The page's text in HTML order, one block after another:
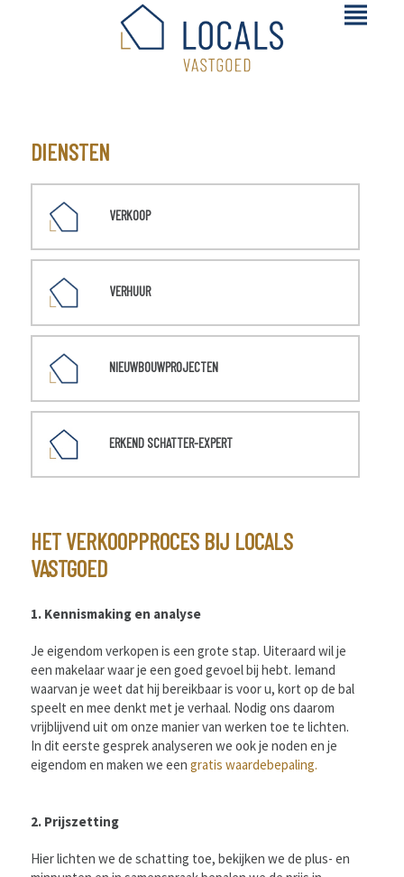
DIENSTEN
VERKOOP
VERHUUR
NIEUWBOUWPROJECTEN
ERKEND SCHATTER-EXPERT
HET VERKOOPPROCES BIJ LOCALS
VASTGOED
1. Kennismaking en analyse
Je eigendom verkopen is een grote stap. Uiteraard wil je
een makelaar waar je een goed gevoel bij hebt. Iemand
waarvan je weet dat hij bereikbaar is voor u, kort op de bal
speelt en mee denkt met je verhaal. Nodig ons daarom
vrijblijvend uit om onze manier van werken toe te lichten.
In dit eerste gesprek analyseren we ook je noden en je
eigendom en maken we een gratis waardebepaling.
2. Prijszetting
Hier lichten we de schatting toe, bekijken we de plus- en